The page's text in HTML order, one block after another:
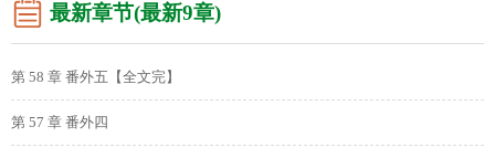
最新章节(最新9章)
第 58 章 番外五【全文完】
第 57 章 番外四